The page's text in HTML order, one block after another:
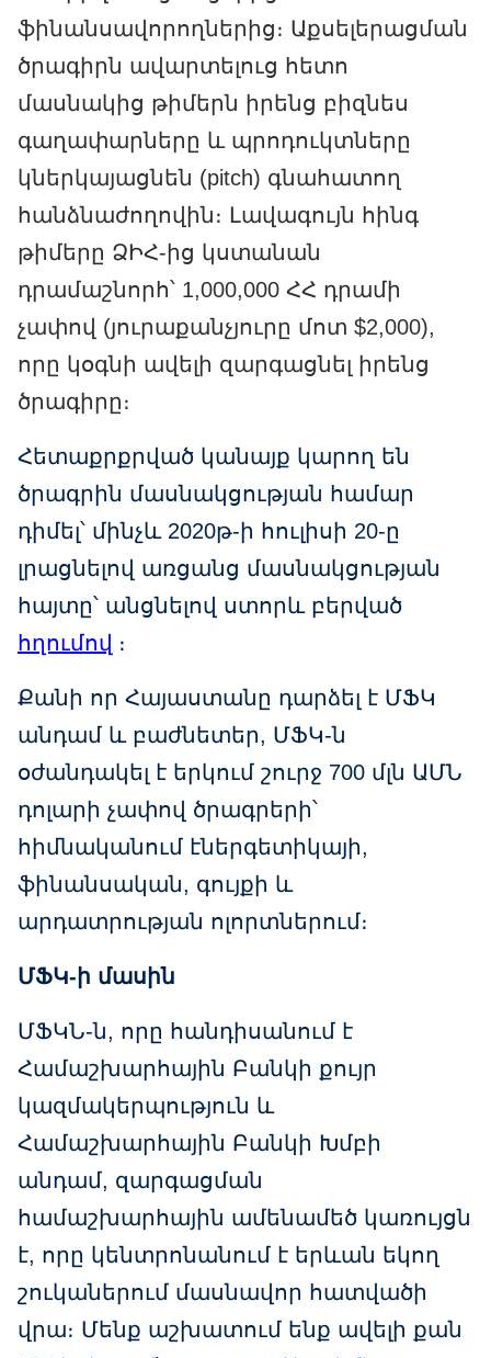
ֆինանսավորողներից։ Աքսելերացման
ծրագիրն ավարտելուց հետո
մասնակից թիմերն իրենց բիզնես
գաղափարները և պրոդուկտները
կներկայացնեն (pitch) գնահատող
հանձնաժողովին։ Լավագույն հինգ
թիմերը ՁԻՀ-ից կստանան
դրամաշնորհ՝ 1,000,000 ՀՀ դրամի
չափով (յուրաքանչյուրը մոտ $2,000),
որը կօգնի ավելի զարգացնել իրենց
ծրագիրը։
Հետաքրքրված կանայք կարող են
ծրագրին մասնակցության համար
դիմել՝ մինչև 2020թ-ի հուլիսի 20-ը
լրացնելով առցանց մասնակցության
հայտը՝ անցնելով ստորև բերված
հղումով ։
Քանի որ Հայաստանը դարձել է ՄՖԿ
անդամ և բաժնետեր, ՄՖԿ-ն
օժանդակել է երկում շուրջ 700 մլն ԱՄՆ
դոլարի չափով ծրագրերի՝
հիմնականում էներգետիկայի,
ֆինանսական, գույքի և
արդատրության ոլորտներում։
ՄՖԿ-ի մասին
ՄՖԿՆ-ն, որը հանդիսանում է
Համաշխարհային Բանկի քույր
կազմակերպություն և
Համաշխարհային Բանկի Խմբի
անդամ, զարգացման
համաշխարհային ամենամեծ կառույցն
է, որը կենտրոնանում է երևան եկող
շուկաներում մասնավոր հատվածի
վրա։ Մենք աշխատում ենք ավելի քան